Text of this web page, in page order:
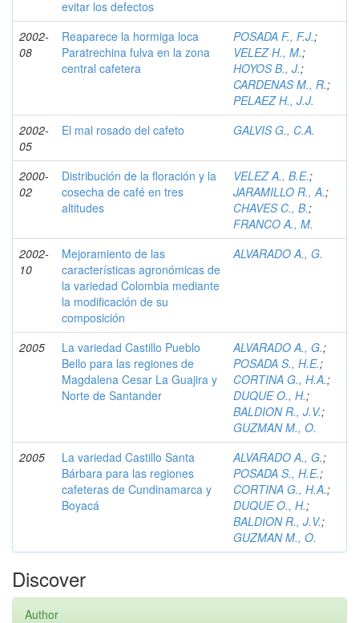
evitar los defectos
2002-
08
Reaparece la hormiga loca
Paratrechina fulva en la zona
central cafetera
POSADA F., F.J.;
VELEZ H., M.;
HOYOS B., J.;
CARDENAS M., R.;
PELAEZ H., J.J.
2002-
05
El mal rosado del cafeto GALVIS G., C.A.
2000-
02
Distribución de la floración y la
cosecha de café en tres
altitudes
VELEZ A., B.E.;
JARAMILLO R., A.;
CHAVES C., B.;
FRANCO A., M.
2002-
10
Mejoramiento de las
características agronómicas de
la variedad Colombia mediante
la modificación de su
composición
ALVARADO A., G.
2005
La variedad Castillo Pueblo
Bello para las regiones de
Magdalena Cesar La Guajira y
Norte de Santander
ALVARADO A., G.;
POSADA S., H.E.;
CORTINA G., H.A.;
DUQUE O., H.;
BALDION R., J.V.;
GUZMAN M., O.
2005
La variedad Castillo Santa
Bárbara para las regiones
cafeteras de Cundinamarca y
Boyacá
ALVARADO A., G.;
POSADA S., H.E.;
CORTINA G., H.A.;
DUQUE O., H.;
BALDION R., J.V.;
GUZMAN M., O.
Discover
Author